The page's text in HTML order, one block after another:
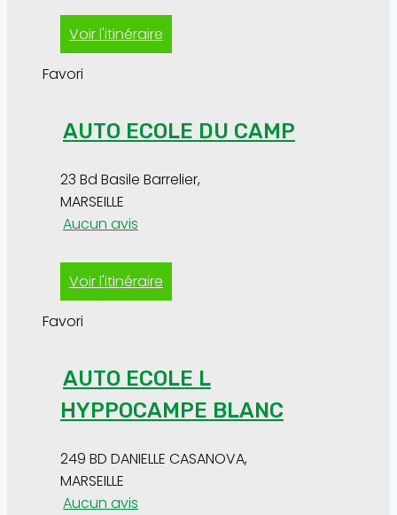
Voir l'itinéraire
Favori
AUTO ECOLE DU CAMP
23 Bd Basile Barrelier,
MARSEILLE
Aucun avis
Voir l'itinéraire
Favori
AUTO ECOLE L
HYPPOCAMPE BLANC
249 BD DANIELLE CASANOVA,
MARSEILLE
Aucun avis